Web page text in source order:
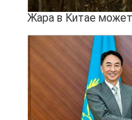
Жара в Китае